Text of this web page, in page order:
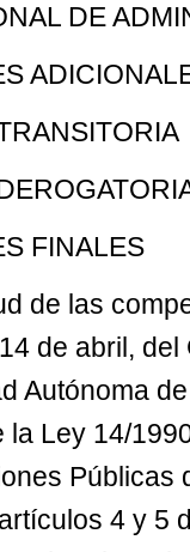
DE
FINALES
de las
de abril,
Autónoma
la Ley 14/
Públicas
4 y 5